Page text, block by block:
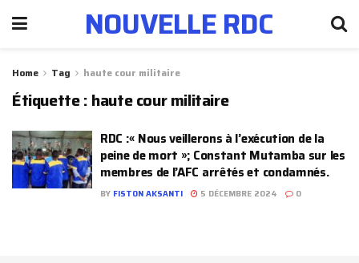
NOUVELLE RDC
Home Tag haute cour militaire
Étiquette :haute cour militaire
RDC :« Nous veillerons à l’exécution de la
peine de mort »; Constant Mutamba sur les
membres de l’AFC arrêtés et condamnés.
BY FISTON AKSANTI 5 DÉCEMBRE 2024 0